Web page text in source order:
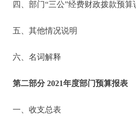
四、部门“三公”经费财政拨款预算
五、其他情况说明
六、名词解释
第二部分 2021年度部门预算报表
一、收支总表